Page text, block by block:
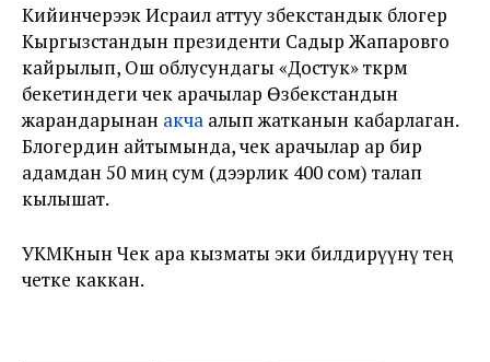
Кийинчерээк Исраил аттуу өзбекстандык блогер
Кыргызстандын президенти Садыр Жапаровго
кайрылып, Ош облусундагы «Достук» өткөрмө
бекетиндеги чек арачылар Өзбекстандын
жарандарынан акча алып жатканын кабарлаган.
Блогердин айтымында, чек арачылар ар бир
адамдан 50 миң сум (дээрлик 400 сом) талап
кылышат.
УКМКнын Чек ара кызматы эки билдирүүнү тең
четке каккан.